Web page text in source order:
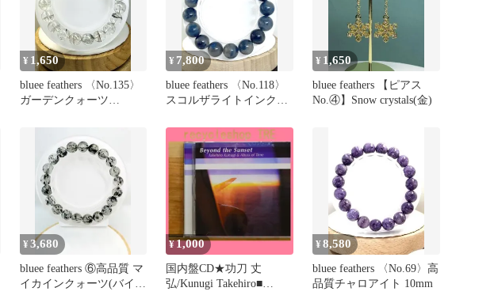
¥ 1,650
bluee feathers 〈No.135〉
ガーデンクォーツ
¥ 7,800
bluee feathers 〈No.118〉
スコルザライトインクォ
¥ 1,650
bluee feathers 【ピアス
No.④】Snow crystals(金)
¥3,680
bluee feathers ⑥高品質 マ
イカインクォーツ(バイオ
¥1,000
国内盤CD★功刀 丈
弘/Kunugi Takehiro■
¥8,580
bluee feathers 〈No.69〉高
品質チャロアイト 10mm